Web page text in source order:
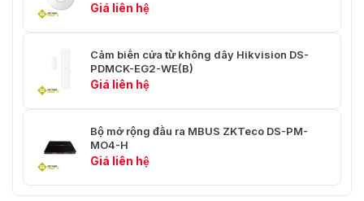
Giá liên hệ
Cảm biến cửa từ không dây Hikvision DS-
PDMCK-EG2-WE(B)
Giá liên hệ
Bộ mở rộng đầu ra MBUS ZKTeco DS-PM-
MO4-H
Giá liên hệ